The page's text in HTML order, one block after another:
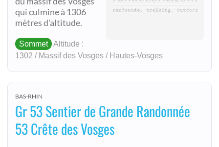
qui culmine à 1306
mètres d'altitude.
Sommet
Altitude :
1302 / Massif des Vosges / Hautes-Vosges
BAS-RHIN
Gr 53 Sentier de Grande Randonnée
53 Crête des Vosges